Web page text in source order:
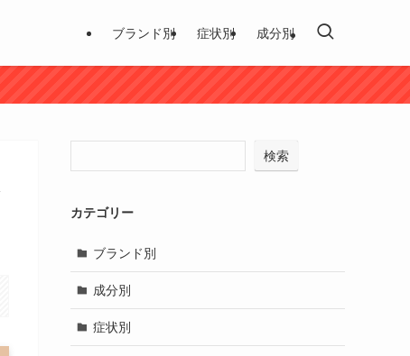
ブランド別 症状別 成分別
検索
カテゴリー
ブランド別
成分別
症状別